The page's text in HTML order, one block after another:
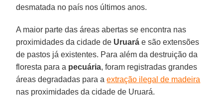
desmatada no país nos últimos anos.
A maior parte das áreas abertas se encontra nas
proximidades da cidade de Uruará e são extensões
de pastos já existentes. Para além da destruição da
floresta para a pecuária, foram registradas grandes
áreas degradadas para aextração ilegal de madeira
nas proximidades da cidade de Uruará.